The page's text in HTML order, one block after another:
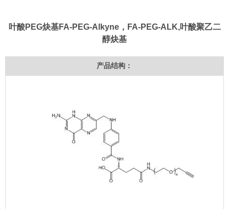
叶酸PEG炔基FA-PEG-Alkyne，FA-PEG-ALK,叶酸聚乙二
醇炔基
产品结构：